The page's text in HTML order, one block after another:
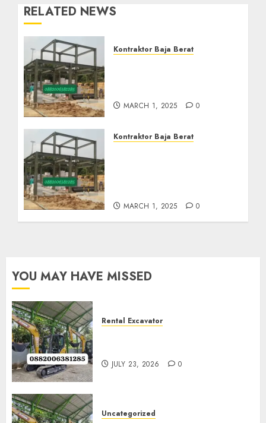
RELATED NEWS
Kontraktor Baja Berat
MARCH 1, 2025 0
Kontraktor Baja Berat
MARCH 1, 2025 0
YOU MAY HAVE MISSED
Rental Excavator
JULY 23, 2026 0
Uncategorized